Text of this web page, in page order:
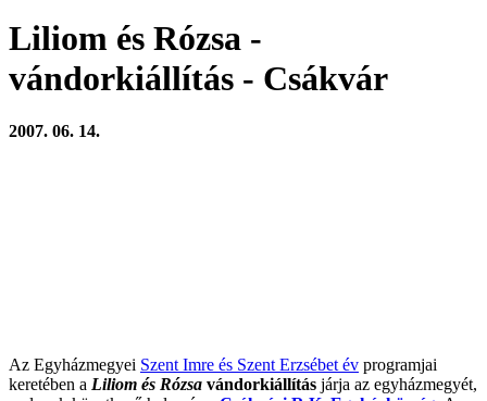
Liliom és Rózsa -
vándorkiállítás - Csákvár
2007. 06. 14.
Az Egyházmegyei Szent Imre és Szent Erzsébet év programjai
keretében a Liliom és Rózsa vándorkiállítás járja az egyházmegyét,